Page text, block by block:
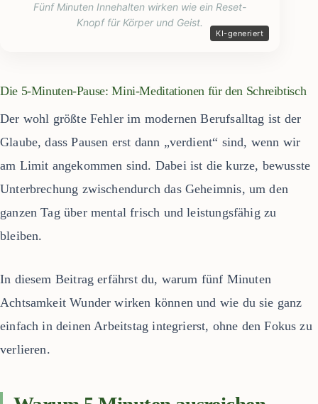
Fünf Minuten Innehalten wirken wie ein Reset-
Knopf für Körper und Geist.
Die 5-Minuten-Pause: Mini-Meditationen für den Schreibtisch
Der wohl größte Fehler im modernen Berufsalltag ist der
Glaube, dass Pausen erst dann „verdient“ sind, wenn wir
am Limit angekommen sind. Dabei ist die kurze, bewusste
Unterbrechung zwischendurch das Geheimnis, um den
ganzen Tag über mental frisch und leistungsfähig zu
bleiben.
In diesem Beitrag erfährst du, warum fünf Minuten
Achtsamkeit Wunder wirken können und wie du sie ganz
einfach in deinen Arbeitstag integrierst, ohne den Fokus zu
verlieren.